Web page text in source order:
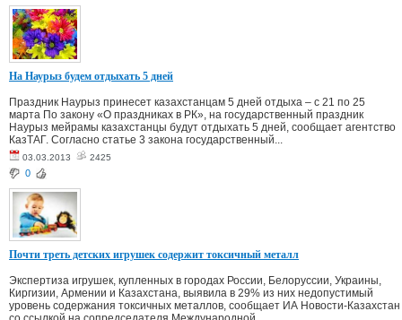
На Наурыз будем отдыхать 5 дней
Праздник Наурыз принесет казахстанцам 5 дней отдыха – с 21 по 25
марта По закону «О праздниках в РК», на государственный праздник
Наурыз мейрамы казахстанцы будут отдыхать 5 дней, сообщает агентство
КазТАГ. Согласно статье 3 закона государственный...
03.03.2013 2425
0
Почти треть детских игрушек содержит токсичный металл
Экспертиза игрушек, купленных в городах России, Белоруссии, Украины,
Киргизии, Армении и Казахстана, выявила в 29% из них недопустимый
уровень содержания токсичных металлов, сообщает ИА Новости-Казахстан